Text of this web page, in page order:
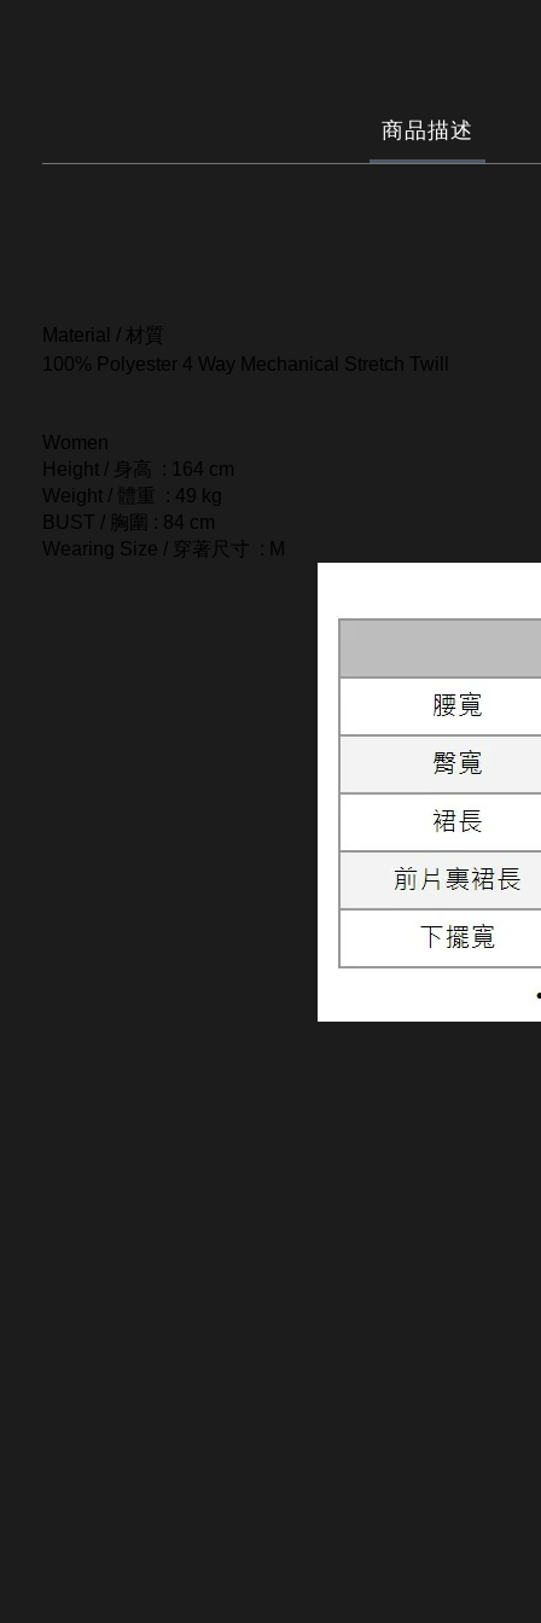
商品描述
Material / 材質
100% Polyester 4 Way Mechanical Stretch Twill
Women
Height / 身高 : 164 cm
Weight / 體重 : 49 kg
BUST / 胸圍 : 84 cm
Wearing Size / 穿著尺寸 : M